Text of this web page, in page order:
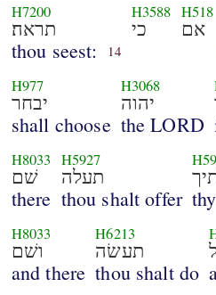
H7200
תראה׃
thou seest: 14
H3588
כי
H518
אם
H977
יבחר
shall choose
H3068
יהוה
the LORD
H8033
שׁם
there
H5927
תעלה
thou shalt offer
H8033
ושׁם
and there
H6213
תעשׂה
thou shalt do